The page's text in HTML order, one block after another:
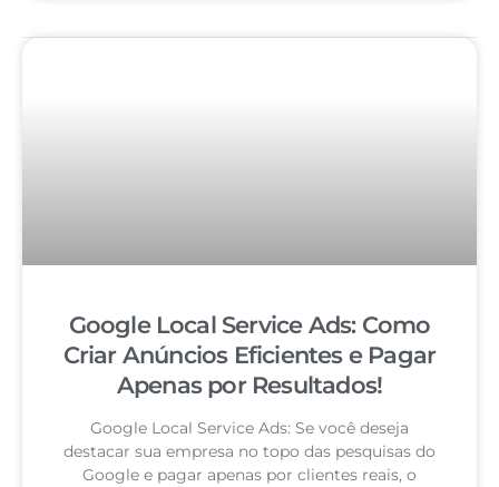
Google Local Service Ads: Como
Criar Anúncios Eficientes e Pagar
Apenas por Resultados!
Google Local Service Ads: Se você deseja
destacar sua empresa no topo das pesquisas do
Google e pagar apenas por clientes reais, o